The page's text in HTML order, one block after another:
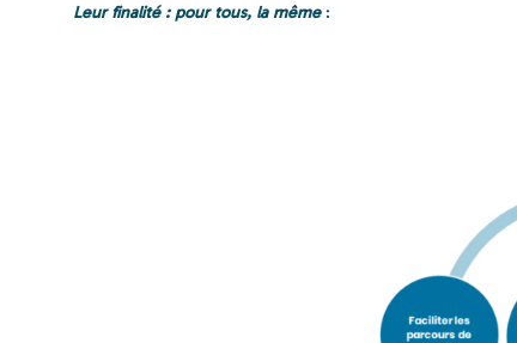
Leur finalité : pour tous, la même: